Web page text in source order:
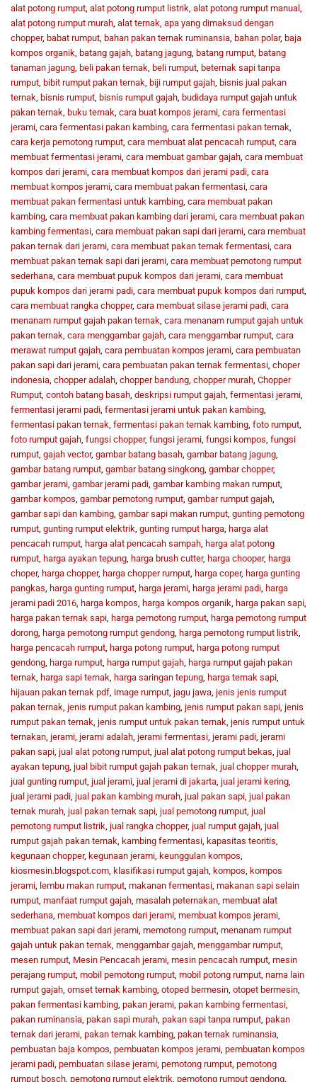
alat potong rumput, alat potong rumput listrik, alat potong rumput manual ,
alat potong rumput murah, alat ternak, apa yang dimaksud dengan
chopper, babat rumput, bahan pakan ternak ruminansia, bahan polar, baja
kompos organik, batang gajah, batang jagung, batang rumput, batang
tanaman jagung, beli pakan ternak, beli rumput, beternak sapi tanpa
rumput, bibit rumput pakan ternak, biji rumput gajah, bisnis jual pakan
ternak, bisnis rumput, bisnis rumput gajah, budidaya rumput gajah untuk
pakan ternak, buku ternak, cara buat kompos jerami, cara fermentasi
jerami, cara fermentasi pakan kambing, cara fermentasi pakan ternak,
cara kerja pemotong rumput, cara membuat alat pencacah rumput, cara
membuat fermentasi jerami, cara membuat gambar gajah, cara membuat
kompos dari jerami, cara membuat kompos dari jerami padi, cara
membuat kompos jerami, cara membuat pakan fermentasi, cara
membuat pakan fermentasi untuk kambing, cara membuat pakan
kambing, cara membuat pakan kambing dari jerami, cara membuat pakan
kambing fermentasi, cara membuat pakan sapi dari jerami, cara membuat
pakan ternak dari jerami, cara membuat pakan ternak fermentasi, cara
membuat pakan ternak sapi dari jerami, cara membuat pemotong rumput
sederhana, cara membuat pupuk kompos dari jerami, cara membuat
pupuk kompos dari jerami padi, cara membuat pupuk kompos dari rumput,
cara membuat rangka chopper, cara membuat silase jerami padi, cara
menanam rumput gajah pakan ternak, cara menanam rumput gajah untuk
pakan ternak, cara menggambar gajah, cara menggambar rumput, cara
merawat rumput gajah, cara pembuatan kompos jerami, cara pembuatan
pakan sapi dari jerami, cara pembuatan pakan ternak fermentasi, choper
indonesia, chopper adalah, chopper bandung, chopper murah, Chopper
Rumput, contoh batang basah, deskripsi rumput gajah, fermentasi jerami,
fermentasi jerami padi, fermentasi jerami untuk pakan kambing,
fermentasi pakan ternak, fermentasi pakan ternak kambing, foto rumput,
foto rumput gajah, fungsi chopper, fungsi jerami, fungsi kompos, fungsi
rumput, gajah vector, gambar batang basah, gambar batang jagung,
gambar batang rumput, gambar batang singkong, gambar chopper,
gambar jerami, gambar jerami padi, gambar kambing makan rumput,
gambar kompos, gambar pemotong rumput, gambar rumput gajah,
gambar sapi dan kambing, gambar sapi makan rumput, gunting pemotong
rumput, gunting rumput elektrik, gunting rumput harga, harga alat
pencacah rumput, harga alat pencacah sampah, harga alat potong
rumput, harga ayakan tepung, harga brush cutter, harga chooper, harga
choper, harga chopper, harga chopper rumput, harga coper, harga gunting
pangkas, harga gunting rumput, harga jerami, harga jerami padi, harga
jerami padi 2016, harga kompos, harga kompos organik, harga pakan sapi,
harga pakan ternak sapi, harga pemotong rumput, harga pemotong rumput
dorong, harga pemotong rumput gendong, harga pemotong rumput listrik,
harga pencacah rumput, harga potong rumput, harga potong rumput
gendong, harga rumput, harga rumput gajah, harga rumput gajah pakan
ternak, harga sapi ternak, harga saringan tepung, harga ternak sapi,
hijauan pakan ternak pdf, image rumput, jagu jawa, jenis jenis rumput
pakan ternak, jenis rumput pakan kambing, jenis rumput pakan sapi, jenis
rumput pakan ternak, jenis rumput untuk pakan ternak, jenis rumput untuk
ternakan, jerami, jerami adalah, jerami fermentasi, jerami padi, jerami
pakan sapi, jual alat potong rumput, jual alat potong rumput bekas, jual
ayakan tepung, jual bibit rumput gajah pakan ternak, jual chopper murah,
jual gunting rumput, jual jerami, jual jerami di jakarta, jual jerami kering,
jual jerami padi, jual pakan kambing murah, jual pakan sapi, jual pakan
ternak murah, jual pakan ternak sapi, jual pemotong rumput, jual
pemotong rumput listrik, jual rangka chopper, jual rumput gajah, jual
rumput gajah pakan ternak, kambing fermentasi, kapasitas teoritis,
kegunaan chopper, kegunaan jerami, keunggulan kompos,
kiosmesin.blogspot.com, klasifikasi rumput gajah, kompos, kompos
jerami, lembu makan rumput, makanan fermentasi, makanan sapi selain
rumput, manfaat rumput gajah, masalah peternakan, membuat alat
sederhana, membuat kompos dari jerami, membuat kompos jerami,
membuat pakan sapi dari jerami, memotong rumput, menanam rumput
gajah untuk pakan ternak, menggambar gajah, menggambar rumput,
mesen rumput, Mesin Pencacah jerami, mesin pencacah rumput, mesin
perajang rumput, mobil pemotong rumput, mobil potong rumput, nama lain
rumput gajah, omset ternak kambing, otoped bermesin, otopet bermesin,
pakan fermentasi kambing, pakan jerami, pakan kambing fermentasi,
pakan ruminansia, pakan sapi murah, pakan sapi tanpa rumput, pakan
ternak dari jerami, pakan ternak kambing, pakan ternak ruminansia,
pembuatan baja kompos, pembuatan kompos jerami, pembuatan kompos
jerami padi, pembuatan silase jerami, pemotong rumput, pemotong
rumput bosch, pemotong rumput elektrik, pemotong rumput gendong,